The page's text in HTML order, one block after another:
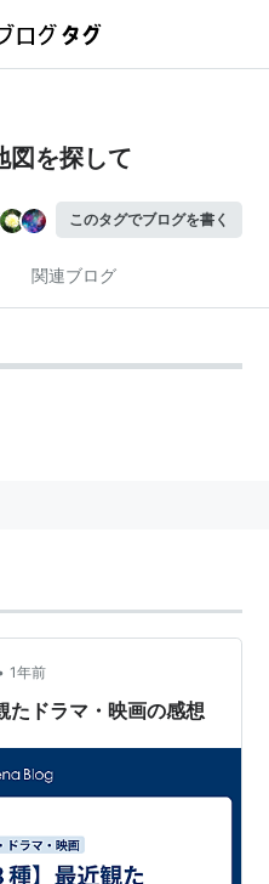
図を探して
このタグでブログを書く
関連ブログ
1年前
たドラマ・映画の感想